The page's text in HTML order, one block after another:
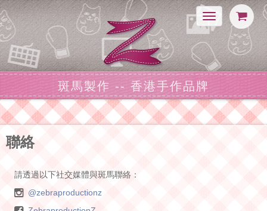
Toggle
navigation
斑馬製作 -- 香港手作品牌
聯絡
請透過以下社交媒體與斑馬聯絡：
@zebraproductionz